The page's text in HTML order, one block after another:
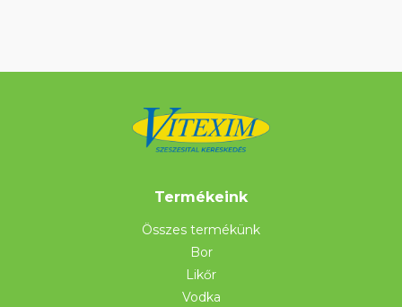
Termékeink
Összes termékünk
Bor
Likőr
Vodka